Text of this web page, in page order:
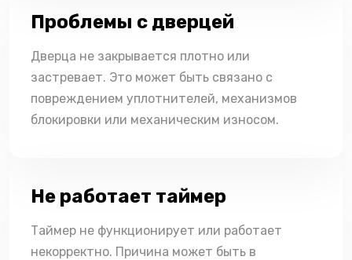
Проблемы с дверцей
Дверца не закрывается плотно или
застревает. Это может быть связано с
повреждением уплотнителей, механизмов
блокировки или механическим износом.
Не работает таймер
Таймер не функционирует или работает
некорректно. Причина может быть в